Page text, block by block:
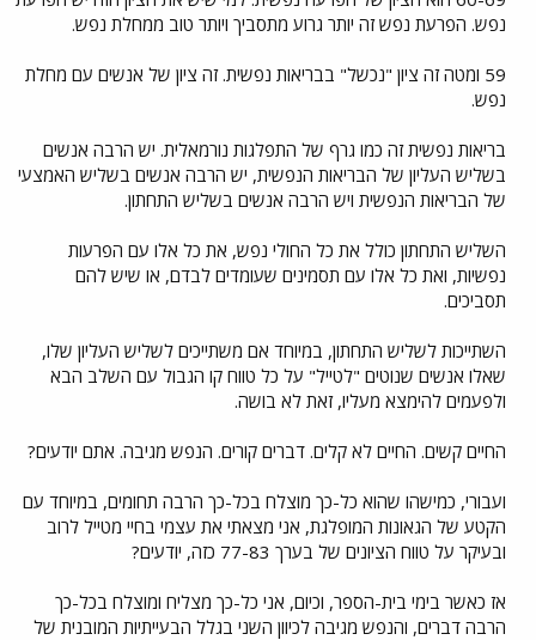
נפש. הפרעת נפש זה יותר גרוע מתסביך ויותר טוב ממחלת נפש.
59 ומטה זה ציון "נכשל" בבריאות נפשית. זה ציון של אנשים עם מחלת
נפש.
בריאות נפשית זה כמו גרף של התפלגות נורמאלית. יש הרבה אנשים
בשליש העליון של הבריאות הנפשית, יש הרבה אנשים בשליש האמצעי
של הבריאות הנפשית ויש הרבה אנשים בשליש התחתון.
השליש התחתון כולל את כל החולי נפש, את כל אלו עם הפרעות
נפשיות, ואת כל אלו עם תסמינים שעומדים לבדם, או שיש להם
תסביכים.
השתייכות לשליש התחתון, במיוחד אם משתייכים לשליש העליון שלו,
שאלו אנשים שנוטים "לטייל" על כל טווח קו הגבול עם השלב הבא
ולפעמים להימצא מעליו, זאת לא בושה.
החיים קשים. החיים לא קלים. דברים קורים. הנפש מגיבה. אתם יודעים?
ועבורי, כמישהו שהוא כל-כך מוצלח בכל-כך הרבה תחומים, במיוחד עם
הקטע של הגאונות המופלגת, אני מצאתי את עצמי בחיי מטייל לרוב
ובעיקר על טווח הציונים של בערך 77-83 כזה, יודעים?
אז כאשר בימי בית-הספר, וכיום, אני כל-כך מצליח ומוצלח בכל-כך
הרבה דברים, והנפש מגיבה לכיוון השני בגלל הבעייתיות המובנית של